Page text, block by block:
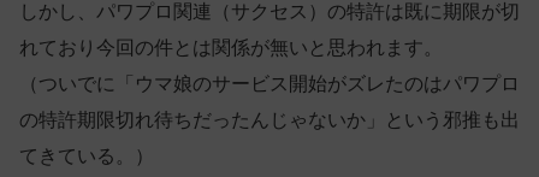
しかし、パワプロ関連（サクセス）の特許は既に期限が切
れており今回の件とは関係が無いと思われます。
（ついでに「ウマ娘のサービス開始がズレたのはパワプロ
の特許期限切れ待ちだったんじゃないか」という邪推も出
てきている。）